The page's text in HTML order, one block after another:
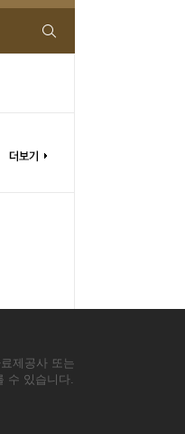
제공사 또는
수 있습니다.